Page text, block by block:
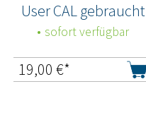
User CAL gebraucht
sofort verfügbar
19,00 €*